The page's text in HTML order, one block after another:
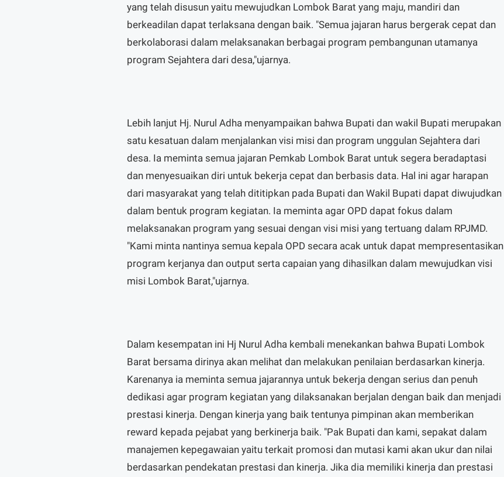
yang telah disusun yaitu mewujudkan Lombok Barat yang maju, mandiri dan
berkeadilan dapat terlaksana dengan baik. "Semua jajaran harus bergerak cepat dan
berkolaborasi dalam melaksanakan berbagai program pembangunan utamanya
program Sejahtera dari desa,"ujarnya.
Lebih lanjut Hj. Nurul Adha menyampaikan bahwa Bupati dan wakil Bupati merupakan
satu kesatuan dalam menjalankan visi misi dan program unggulan Sejahtera dari
desa. Ia meminta semua jajaran Pemkab Lombok Barat untuk segera beradaptasi
dan menyesuaikan diri untuk bekerja cepat dan berbasis data. Hal ini agar harapan
dari masyarakat yang telah dititipkan pada Bupati dan Wakil Bupati dapat diwujudkan
dalam bentuk program kegiatan. Ia meminta agar OPD dapat fokus dalam
melaksanakan program yang sesuai dengan visi misi yang tertuang dalam RPJMD.
"Kami minta nantinya semua kepala OPD secara acak untuk dapat mempresentasikan
program kerjanya dan output serta capaian yang dihasilkan dalam mewujudkan visi
misi Lombok Barat,"ujarnya.
Dalam kesempatan ini Hj Nurul Adha kembali menekankan bahwa Bupati Lombok
Barat bersama dirinya akan melihat dan melakukan penilaian berdasarkan kinerja.
Karenanya ia meminta semua jajarannya untuk bekerja dengan serius dan penuh
dedikasi agar program kegiatan yang dilaksanakan berjalan dengan baik dan menjadi
prestasi kinerja. Dengan kinerja yang baik tentunya pimpinan akan memberikan
reward kepada pejabat yang berkinerja baik. "Pak Bupati dan kami, sepakat dalam
manajemen kepegawaian yaitu terkait promosi dan mutasi kami akan ukur dan nilai
berdasarkan pendekatan prestasi dan kinerja. Jika dia memiliki kinerja dan prestasi